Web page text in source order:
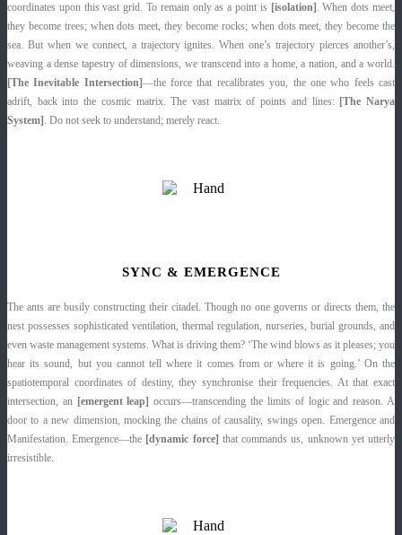
coordinates upon this vast grid. To remain only as a point is [isolation] . When dots meet,
they become trees; when dots meet, they become rocks; when dots meet, they become the
sea. But when we connect, a trajectory ignites. When one’s trajectory pierces another’s,
weaving a dense tapestry of dimensions, we transcend into a home, a nation, and a world.
[The Inevitable Intersection]—the force that recalibrates you, the one who feels cast
adrift, back into the cosmic matrix. The vast matrix of points and lines: [The Narya
System] . Do not seek to understand; merely react.
SYNC & EMERGENCE
The ants are busily constructing their citadel. Though no one governs or directs them, the
nest possesses sophisticated ventilation, thermal regulation, nurseries, burial grounds, and
even waste management systems. What is driving them? ‘The wind blows as it pleases; you
hear its sound, but you cannot tell where it comes from or where it is going.’ On the
spatiotemporal coordinates of destiny, they synchronise their frequencies. At that exact
intersection, an [emergent leap] occurs—transcending the limits of logic and reason. A
door to a new dimension, mocking the chains of causality, swings open. Emergence and
Manifestation. Emergence—the [dynamic force] that commands us, unknown yet utterly
irresistible.